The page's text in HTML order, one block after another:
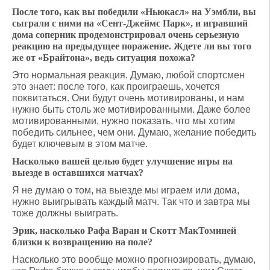
После того, как вы победили «Ньюкасл» на Уэмбли, вы
сыграли с ними на «Сент-Джеймс Парк», и игравший
дома соперник продемонстрировал очень серьезную
реакцию на предыдущее поражение. Ждете ли вы того
же от «Брайтона», ведь ситуация похожа?
Это нормальная реакция. Думаю, любой спортсмен
это знает: после того, как проиграешь, хочется
поквитаться. Они будут очень мотивированы, и нам
нужно быть столь же мотивированными. Даже более
мотивированными, нужно показать, что мы хотим
победить сильнее, чем они. Думаю, желание победить
будет ключевым в этом матче.
Насколько вашей целью будет улучшение игры на
выезде в оставшихся матчах?
Я не думаю о том, на выезде мы играем или дома,
нужно выигрывать каждый матч. Так что и завтра мы
тоже должны выиграть.
Эрик, насколько Рафа Варан и Скотт МакТоминей
близки к возвращению на поле?
Насколько это вообще можно прогнозировать, думаю,